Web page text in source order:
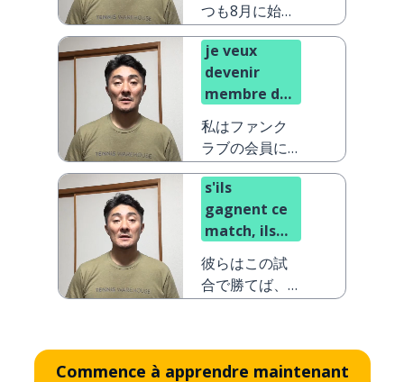
つも8月に始ま
ります
je veux
devenir
membre du
fan-club
私はファンク
ラブの会員に
なりたいです
s'ils
gagnent ce
match, ils
gagnent
aussi la
ligue
彼らはこの試
合で勝てば、
Commence à apprendre maintenant